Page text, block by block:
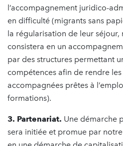
l’accompagnement juridico-
en difficulté (migrants sans
la régularisation de leur séjour,
consistera en un
par des structures permettant
compétences afin de rendre
accompagnées prêtes à
formations).
3. Partenariat. Une démarche
sera initiée et promue par